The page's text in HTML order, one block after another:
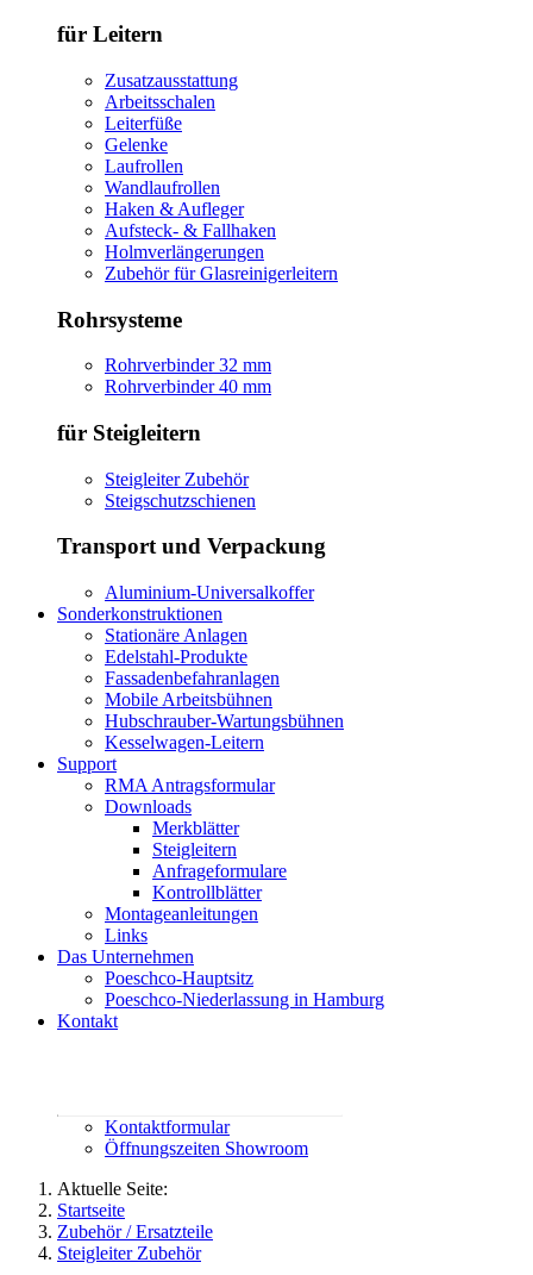
für Leitern
Zusatzausstattung
Arbeitsschalen
Leiterfüße
Gelenke
Laufrollen
Wandlaufrollen
Haken & Aufleger
Aufsteck- & Fallhaken
Holmverlängerungen
Zubehör für Glasreinigerleitern
Rohrsysteme
Rohrverbinder 32 mm
Rohrverbinder 40 mm
für Steigleitern
Steigleiter Zubehör
Steigschutzschienen
Transport und Verpackung
Aluminium-Universalkoffer
Sonderkonstruktionen
Stationäre Anlagen
Edelstahl-Produkte
Fassadenbefahranlagen
Mobile Arbeitsbühnen
Hubschrauber-Wartungsbühnen
Kesselwagen-Leitern
Support
RMA Antragsformular
Downloads
Merkblätter
Steigleitern
Anfrageformulare
Kontrollblätter
Montageanleitungen
Links
Das Unternehmen
Poeschco-Hauptsitz
Poeschco-Niederlassung in Hamburg
Kontakt
Kontaktformular
Öffnungszeiten Showroom
Aktuelle Seite:
Startseite
Zubehör / Ersatzteile
Steigleiter Zubehör